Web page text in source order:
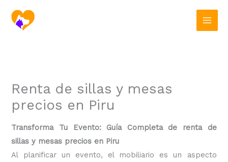
contenido
Renta de sillas y mesas
precios en Piru
Transforma Tu Evento: Guía Completa de renta de
sillas y mesas precios en Piru
Al planificar un evento, el mobiliario es un aspecto